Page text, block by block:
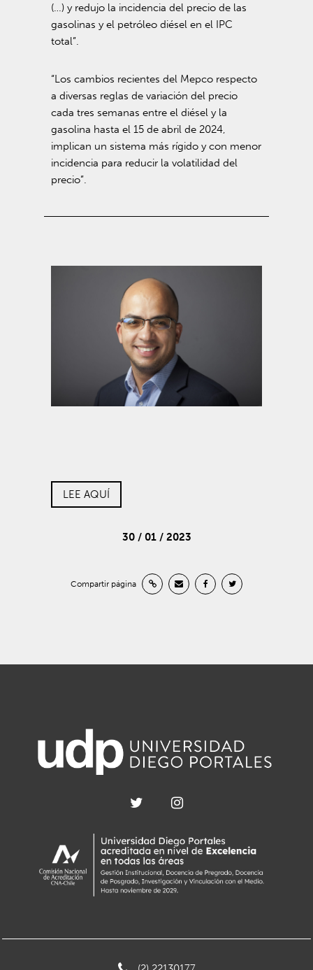
(…) y redujo la incidencia del precio de las
gasolinas y el petróleo diésel en el IPC
total”.
“Los cambios recientes del Mepco respecto
a diversas reglas de variación del precio
cada tres semanas entre el diésel y la
gasolina hasta el 15 de abril de 2024,
implican un sistema más rígido y con menor
incidencia para reducir la volatilidad del
precio”.
LEE AQUÍ
30 / 01 / 2023
Compartir página